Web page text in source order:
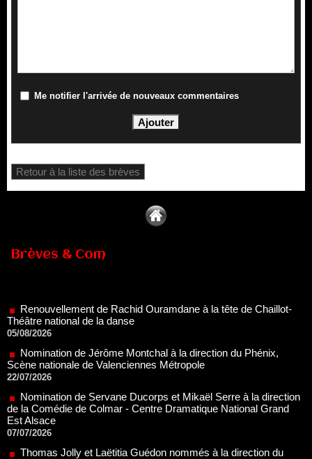
Me notifier l'arrivée de nouveaux commentaires
Retour à la liste des brèves
Brèves & Com
Nomination de Jérôme Montchal à la direction du Phénix,
Scène nationale de Valenciennes Métropole
Nomination de Servane Ducorps et Mikaël Serre à la direction
de la Comédie de Colmar - Centre Dramatique National Grand
07/07/2026
Thomas Jolly et Laëtitia Guédon nommés à la direction du
TNP